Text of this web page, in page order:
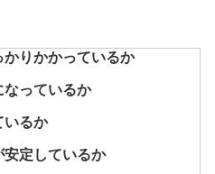
かりかかっているか
なっているか
いるか
安定しているか